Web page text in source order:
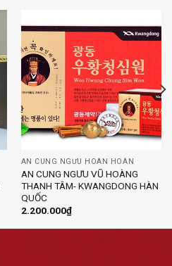
AN CUNG NGƯU HOÀN HOÀN
AN CUNG NGƯU VŨ HOÀNG
THANH TÂM- KWANGDONG HÀN
QUỐC
2.200.000₫